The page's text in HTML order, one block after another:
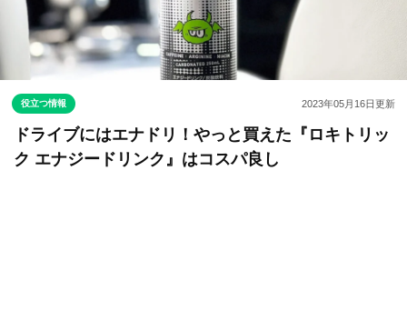
役立つ情報 2023年05月16日更新
ドライブにはエナドリ！やっと買えた『ロキトリッ
ク エナジードリンク』はコスパ良し